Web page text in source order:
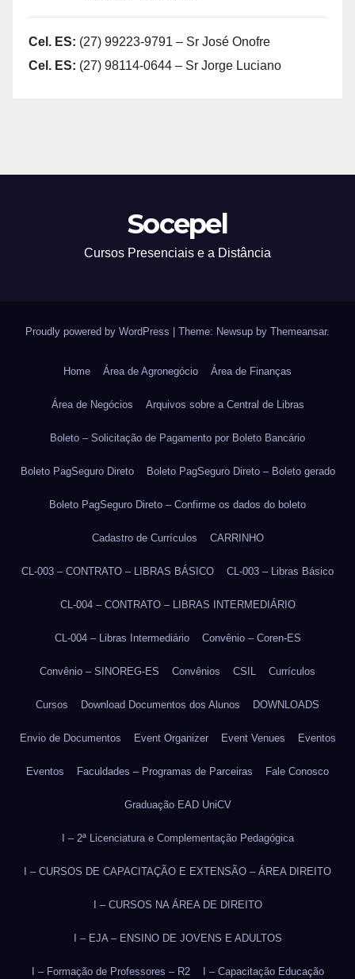
Cel. ES: (27) 99223-9791 – Sr José Onofre
Cel. ES: (27) 98114-0644 – Sr Jorge Luciano
Socepel
Cursos Presenciais e a Distância
Proudly powered by WordPress Theme: Newsup by Themeansar.
Home Área de Agronegócio Área de Finanças
Área de Negócios Arquivos sobre a Central de Libras
Boleto – Solicitação de Pagamento por Boleto Bancário
Boleto PagSeguro Direto Boleto PagSeguro Direto – Boleto gerado
Boleto PagSeguro Direto – Confirme os dados do boleto
Cadastro de Currículos CARRINHO
CL-003 – CONTRATO – LIBRAS BÁSICO CL-003 – Libras Básico
CL-004 – CONTRATO – LIBRAS INTERMEDIÁRIO
CL-004 – Libras Intermediário Convênio – Coren-ES
Convênio – SINOREG-ES Convênios CSIL Currículos
Cursos Download Documentos dos Alunos DOWNLOADS
Envio de Documentos Event Organizer Event Venues Eventos
Eventos Faculdades – Programas de Parceiras Fale Conosco
Graduação EAD UniCV
I – 2ª Licenciatura e Complementação Pedagógica
I – CURSOS DE CAPACITAÇÃO E EXTENSÃO – ÁREA DIREITO
I – CURSOS NA ÁREA DE DIREITO
I – EJA – ENSINO DE JOVENS E ADULTOS
I – Formação de Professores – R2 I – Capacitação Educação